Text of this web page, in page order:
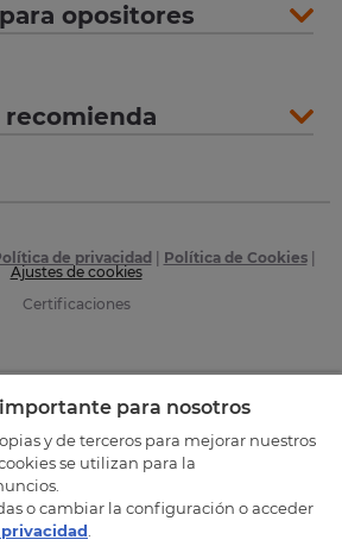
opositores
de privacidad Política de Cookies|
Ajustes de cookies
Certificaciones
para nosotros
y de terceros para mejorar nuestros
se utilizan para la
o cambiar la configuración o acceder